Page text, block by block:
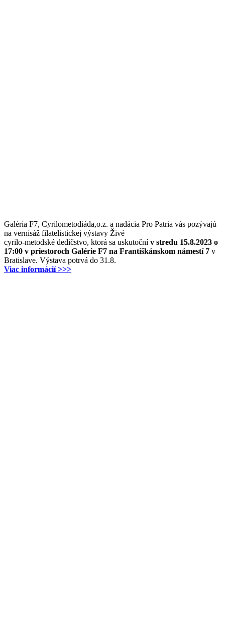
Galéria F7, Cyrilometodiáda,o.z. a nadácia Pro Patria vás pozývajú
na vernisáž filatelistickej výstavy Živé
cyrilo-metodské dedičstvo, ktorá sa uskutočnív stredu 15.8.2023 o
17:00 v priestoroch Galérie F7 na Františkánskom námestí 7 v
Bratislave. Výstava potrvá do 31.8.
Viac informácií >>>